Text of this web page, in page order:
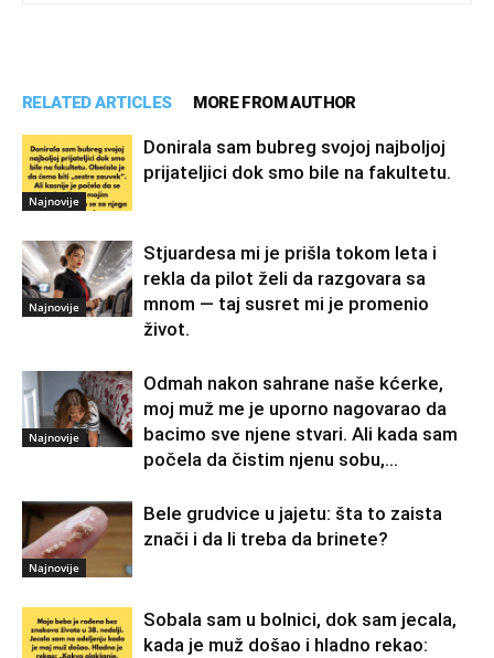
RELATED ARTICLES MORE FROM AUTHOR
Najnovije
Donirala sam bubreg svojoj najboljoj
prijateljici dok smo bile na fakultetu.
Najnovije
Stjuardesa mi je prišla tokom leta i
rekla da pilot želi da razgovara sa
mnom — taj susret mi je promenio
život.
Najnovije
Odmah nakon sahrane naše kćerke,
moj muž me je uporno nagovarao da
bacimo sve njene stvari. Ali kada sam
počela da čistim njenu sobu,...
Najnovije
Bele grudvice u jajetu: šta to zaista
znači i da li treba da brinete?
Sobala sam u bolnici, dok sam jecala,
kada je muž došao i hladno rekao: